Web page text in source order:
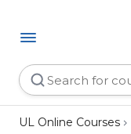
UL Online Courses